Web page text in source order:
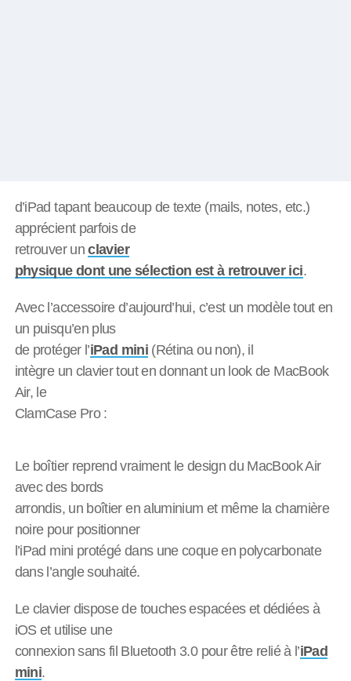
d’iPad tapant beaucoup de texte (mails, notes, etc.)
apprécient parfois de
retrouver unclavier
physique dont une sélection est à retrouver ici.
Avec l’accessoire d’aujourd’hui, c’est un modèle tout en
un puisqu’en plus
de protéger l’iPad mini(Rétina ou non), il
intègre un clavier tout en donnant un look de MacBook
Air, le
ClamCase Pro :
Le boîtier reprend vraiment le design du MacBook Air
avec des bords
arrondis, un boîtier en aluminium et même la charnière
noire pour positionner
l’iPad mini protégé dans une coque en polycarbonate
dans l’angle souhaité.
Le clavier dispose de touches espacées et dédiées à
iOS et utilise une
connexion sans fil Bluetooth 3.0 pour être relié à l’iPad
mini.